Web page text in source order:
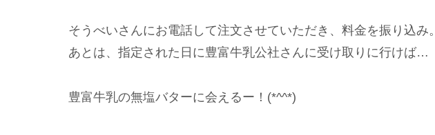
そうべいさんにお電話して注文させていただき、料金を振り込み。
あとは、指定された日に豊富牛乳公社さんに受け取りに行けば…
豊富牛乳の無塩バターに会えるー！(*^^*)